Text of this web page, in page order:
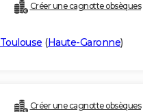
Créer une cagnotte obsèques
Toulouse (Haute-Garonne)
Créer une cagnotte obsèques